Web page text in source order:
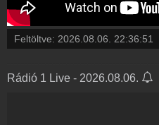
Feltöltve: 2026.08.06. 22:36:51
Rádió 1 Live - 2026.08.06.